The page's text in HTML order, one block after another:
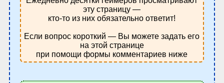
эту страницу —
кто-то из них обязательно ответит!
Если вопрос короткий — Вы можете задать его
на этой странице
при помощи формы комментариев ниже